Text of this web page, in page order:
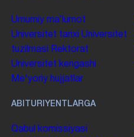
Umumiy maʼlumot
Universitet tarixi Universitet
tuzilmasi
Rektorat
Universitet kengashi
Me'yoriy hujjatlar
ABITURIYENTLARGA
Qabul komissiyasi